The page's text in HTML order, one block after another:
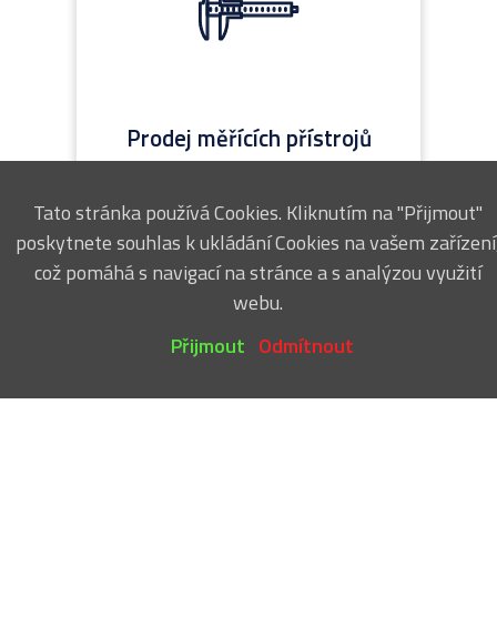
Tato stránka používá Cookies. Kliknutím na "Přijmout"
poskytnete souhlas k ukládání Cookies na vašem
což pomáhá s navigací na stránce a s analýzou využití
webu.
Přijmout Odmítnout
Prodej měřících přístrojů